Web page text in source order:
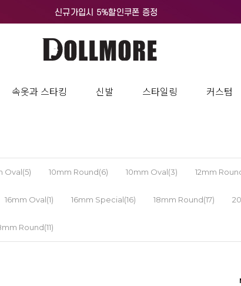
속옷과 스타킹 신발 스타일링 커스텀
Oval(5) 10mm Round(6) 10mm Oval(3) 12mm
16mm Oval(1) 16mm Special(16) 18mm Round(17)
Round(11)